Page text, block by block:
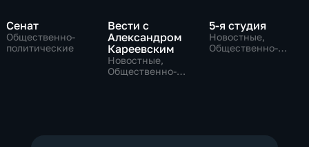
Сенат
Общественно-
политические
Вести с
Александром
Кареевским
Новостные,
Общественно-
5-я студия
Новостные,
Общественно-